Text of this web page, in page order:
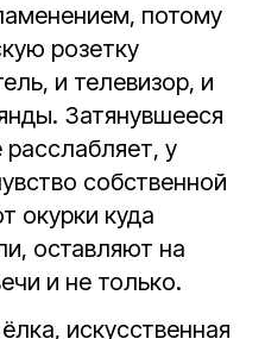
потому
розетку
и телевизор, и
Затянувшееся
расслабляет, у
собственной
окурки куда
оставляют на
и не только.
искусственная